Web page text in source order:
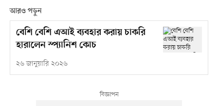
আরও পড়ুন
বেশি বেশি এআই ব্যবহার করায় চাকরি
হারালেন স্প্যানিশ কোচ
২৬ জানুয়ারি ২০২৬